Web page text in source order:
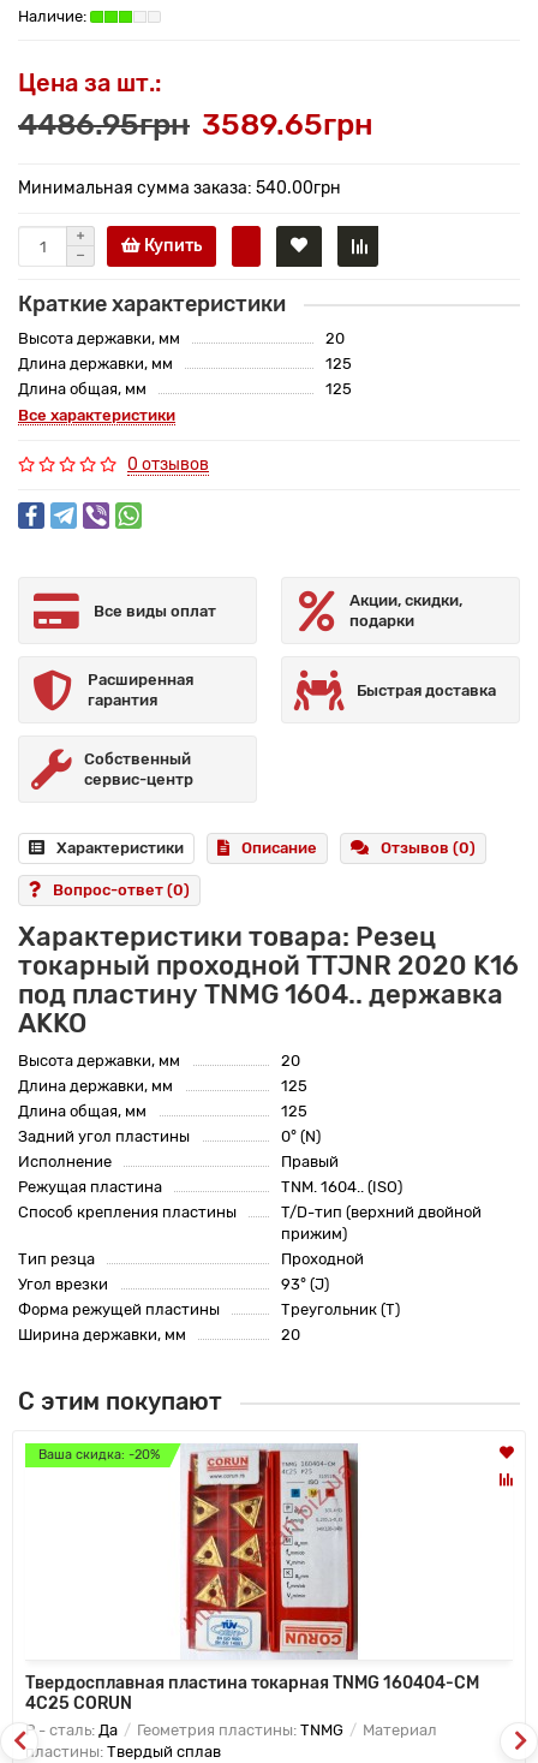
Цена за шт.:
4486.95грн 3589.65грн
Минимальная сумма заказа: 540.00грн
Купить
Краткие характеристики
Высота державки, мм
20
Длина державки, мм
125
Длина общая, мм
125
Все характеристики
0 отзывов
Все виды оплат
Акции, скидки,
подарки
Расширенная
гарантия
Быстрая доставка
Собственный
сервис-центр
Характеристики Описание Отзывов (0)
Вопрос-ответ (0)
Характеристики товара: Резец
токарный проходной TTJNR 2020 K16
под пластину TNMG 1604.. державка
AKKO
Высота державки, мм
20
Длина державки, мм
125
Длина общая, мм
125
Задний угол пластины
0° (N)
Исполнение
Правый
Режущая пластина
TNM. 1604.. (ISO)
Способ крепления пластины
T/D-тип (верхний двойной
прижим)
Тип резца
Проходной
Угол врезки
93° (J)
Форма режущей пластины
Треугольник (T)
Ширина державки, мм
20
С этим покупают
Ваша скидка: -20%
Твердосплавная пластина токарная TNMG 160404-CM
4C25 CORUN
P - сталь: Да Геометрия пластины: TNMG
Материал
пластины: Твердый сплав